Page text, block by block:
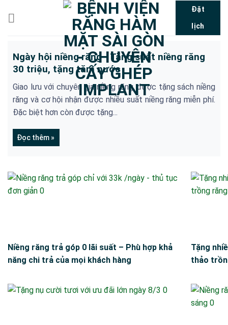
Đặt
lịch
Ngày hội niềng răng - Tặng suất niềng răng
30 triệu, tặng tăm nước
Giao lưu với chuyên gia niềng răng, được tặng sách niềng
răng và cơ hội nhận được nhiều suất niềng răng miễn phí.
Đặc biệt hơn còn được tặng...
Đọc thêm »
Niềng răng trả góp 0 lãi suất – Phù hợp khả
năng chi trả của mọi khách hàng
Tặng
thảo